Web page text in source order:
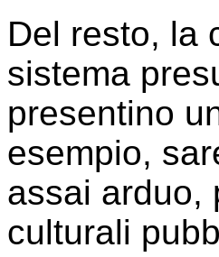
Del resto, la
sistema
presentino
esempio,
assai arduo,
culturali